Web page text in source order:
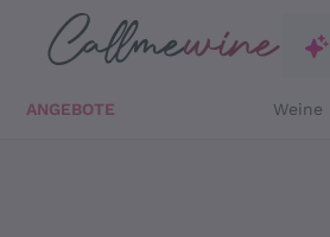
Zum Hauptinhalt springen
ANGEBOTE Weine